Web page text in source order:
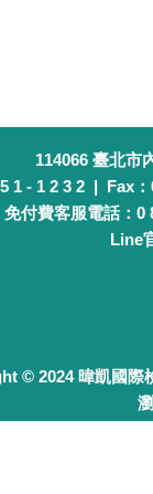
114066 臺北市
1 - 1 2 3 2 | Fax
免付費客服電話：0
Line
© 2024 暐凱國際